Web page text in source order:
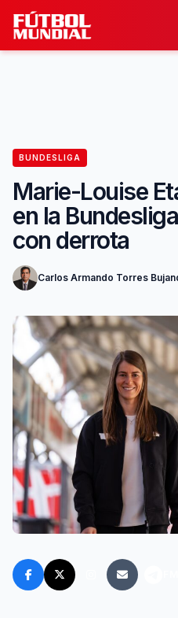
Skip to content
BUNDESLIGA
Marie-Louise
en la
con derrota
Carlos Armando Torres